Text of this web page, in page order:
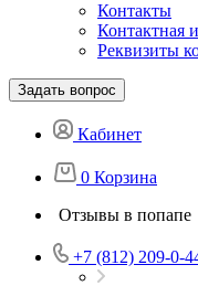
Контакты
Контактная
Реквизиты
Задать вопрос
Кабинет
0 Корзина
Отзывы в попапе
+7 (812) 209-0-